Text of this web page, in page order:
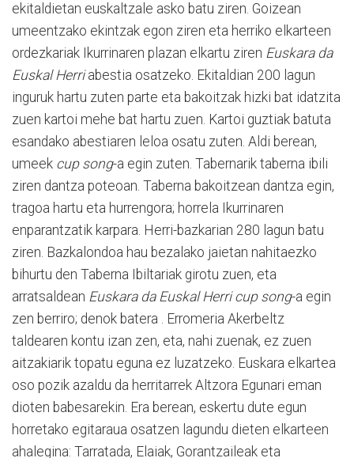
ekitaldietan euskaltzale asko batu ziren. Goizean
umeentzako ekintzak egon ziren eta herriko elkarteen
ordezkariak Ikurrinaren plazan elkartu ziren Euskara da
Euskal Herriabestia osatzeko. Ekitaldian 200 lagun
inguruk hartu zuten parte eta bakoitzak hizki bat idatzita
zuen kartoi mehe bat hartu zuen. Kartoi guztiak batuta
esandako abestiaren leloa osatu zuten. Aldi berean,
umeek cup song-a egin zuten. Tabernarik taberna ibili
ziren dantza poteoan. Taberna bakoitzean dantza egin,
tragoa hartu eta hurrengora; horrela Ikurrinaren
enparantzatik karpara. Herri-bazkarian 280 lagun batu
ziren. Bazkalondoa hau bezalako jaietan nahitaezko
bihurtu den Taberna Ibiltariak girotu zuen, eta
arratsaldean Euskara da Euskal Herri cup song-a egin
zen berriro; denok batera . Erromeria Akerbeltz
taldearen kontu izan zen, eta, nahi zuenak, ez zuen
aitzakiarik topatu eguna ez luzatzeko. Euskara elkartea
oso pozik azaldu da herritarrek Altzora Egunari eman
dioten babesarekin. Era berean, eskertu dute egun
horretako egitaraua osatzen lagundu dieten elkarteen
ahalegina: Tarratada, Elaiak, Gorantzaileak eta